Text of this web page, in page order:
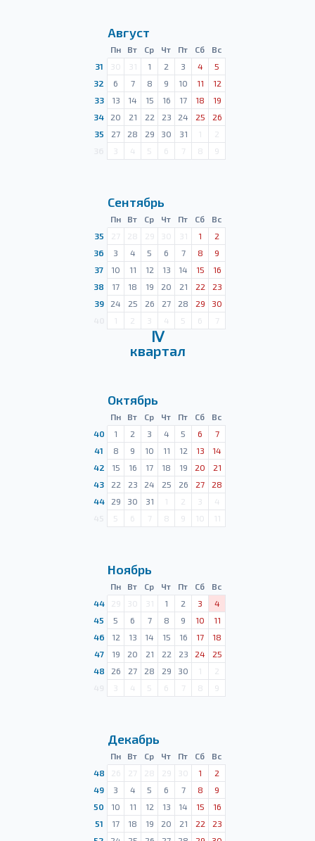
Август
Пн Вт Ср Чт Пт Сб
Вс
31
30 31 1 2 3 4
5
32
6 7 8 9 10 11
12
33
13 14 15 16 17 18
19
34
20 21 22 23 24 25
26
35
27 28 29 30 31 1
2
3 4 5 6 7 8 9
Сентябрь
Пн Вт Ср Чт Пт Сб
Вс
35
27 28 29 30 31 1
2
36
3 4 5 6 7 8
9
37
10 11 12 13 14 15
16
38
17 18 19 20 21 22
23
39
24 25 26 27 28 29
30
1 2 3 4 5 6 7
Ⅳ
квартал
Октябрь
Пн Вт Ср Чт Пт Сб
Вс
40
1 2 3 4 5 6
7
41
8 9 10 11 12 13
14
42
15 16 17 18 19 20
21
43
22 23 24 25 26 27
28
44
29 30 31 1 2 3
4
5 6 7 8 9 10 11
Ноябрь
Пн Вт Ср Чт Пт Сб
Вс
44
29 30 31 1 2 3
4
45
5 6 7 8 9 10
11
46
12 13 14 15 16 17
18
47
19 20 21 22 23 24
25
48
26 27 28 29 30 1
2
3 4 5 6 7 8 9
Декабрь
Пн Вт Ср Чт Пт Сб
Вс
48
26 27 28 29 30 1
2
49
3 4 5 6 7 8
9
50
10 11 12 13 14 15
16
51
17 18 19 20 21 22
23